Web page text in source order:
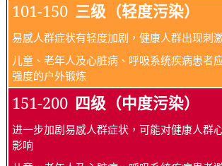
101-150 三级（轻度污染）
易感人群症状有轻度加剧，健康人群出现刺
儿童、老年人及心脏病、呼吸系统疾病患者
强度的户外锻炼
151-200 四级（中度污染）
进一步加剧易感人群症状，可能对健康人群
影响